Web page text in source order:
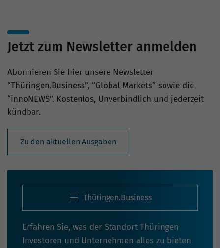
Jetzt zum Newsletter anmelden
Abonnieren Sie hier unsere Newsletter
“Thüringen.Business”, “Global Markets” sowie die
“innoNEWS”. Kostenlos, Unverbindlich und jederzeit
kündbar.
Zu den aktuellen Ausgaben
Thüringen.Business
Erfahren Sie, was der Standort Thüringen
Investoren und Unternehmen alles zu bieten